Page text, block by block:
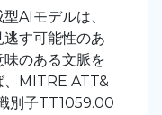
AIモデルは、
す可能性のあ
のある文脈を
、MITRE ATT&
別子TT1059.00